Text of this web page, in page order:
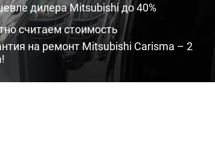
дилера Mitsubishi до 40%
считаем стоимость
на ремонт Mitsubishi Carisma – 2